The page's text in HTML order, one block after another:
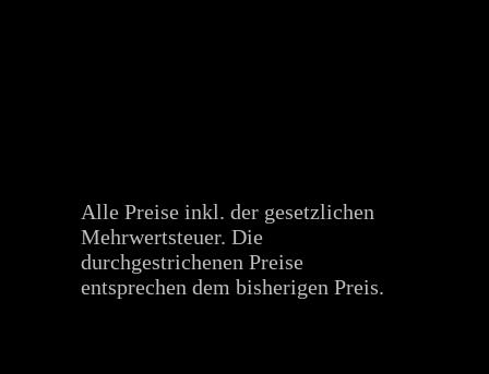
Alle Preise inkl. der gesetzlichen
Mehrwertsteuer. Die
durchgestrichenen Preise
entsprechen dem bisherigen Preis.